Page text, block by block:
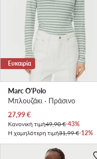
Ευκαιρία
Marc O'Polo
Μπλουζάκι · Πράσινο
Τρέχουσα τιμή
27,99€
Κανονική τιμή49,90 €-43%
Η χαμηλότερη τιμή31,99 €-12%